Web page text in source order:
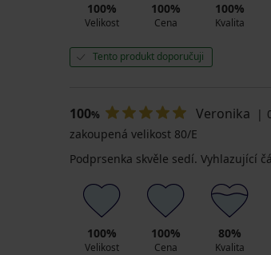
100%
Velikost
100%
Cena
100%
Kvalita
Tento produkt doporučuji
100% Veronika
zakoupená velikost 80/E
Podprsenka skvěle sedí. Vyhlazující
100%
Velikost
100%
Cena
80%
Kvalita